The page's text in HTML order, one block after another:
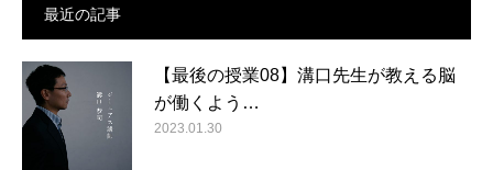
最近の記事
【最後の授業08】溝口先生が教える脳
が働くよう…
2023.01.30